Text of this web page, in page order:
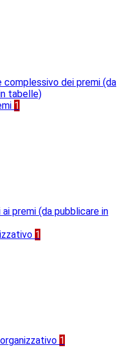
complessivo dei premi (da
tabelle)
1
premi (da pubblicare in
1
1